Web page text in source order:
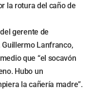
la rotura del caño de
gerente de
Lanfranco,
que “el socavón
Hubo un
la cañería madre”.